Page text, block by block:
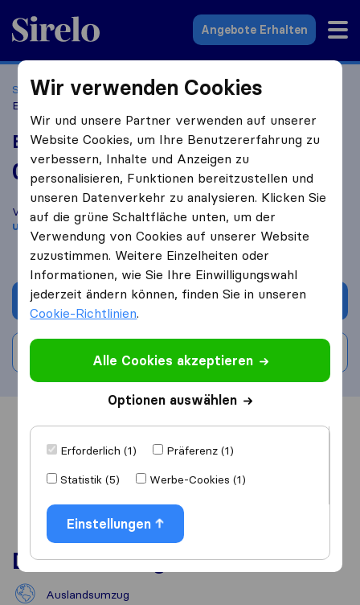
Sirelo.at
Angebote Erhalten
Startseite Umzugsfirmen
Umzugsfirmen Wien
Entrümpelungs Held
Entrümpelungs Held
0,0 basierend auf0
Sirelo und Google Bewertungen
i
Vergleichen Sie Entrümpelungs Held mit anderenUmzugs​
unternehmenaus Wien
Angebot anfordern
Bewertung schreiben
Übersicht Bewertungen Quellen
Dienstleistungen
Auslandsumzug
Wir verwenden Cookies
Wir und unsere Partner verwenden auf unserer
Website Cookies, um Ihre Benutzererfahrung zu
verbessern, Inhalte und Anzeigen zu
personalisieren, Funktionen bereitzustellen und
unseren Datenverkehr zu analysieren. Klicken Sie
auf die grüne Schaltfläche unten, um der
Verwendung von Cookies auf unserer Website
zuzustimmen. Weitere Einzelheiten oder
Informationen, wie Sie Ihre Einwilligungswahl
jederzeit ändern können, finden Sie in unseren
Cookie-Richtlinien.
Alle Cookies akzeptieren
Optionen auswählen
Erforderlich (1)
Präferenz (1)
Statistik (5)
Werbe-Cookies (1)
Einstellungen